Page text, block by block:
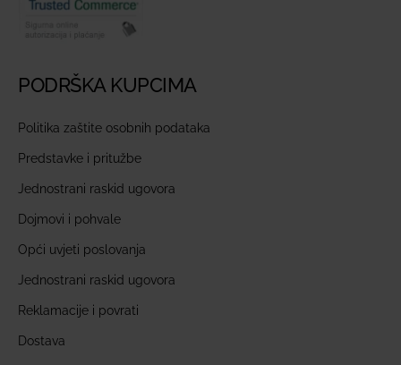
PODRŠKA KUPCIMA
Politika zaštite osobnih podataka
Predstavke i pritužbe
Jednostrani raskid ugovora
Dojmovi i pohvale
Opći uvjeti poslovanja
Jednostrani raskid ugovora
Reklamacije i povrati
Dostava